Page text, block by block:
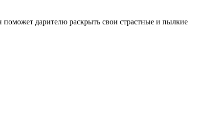
дарителю раскрыть свои страстные и пылкие